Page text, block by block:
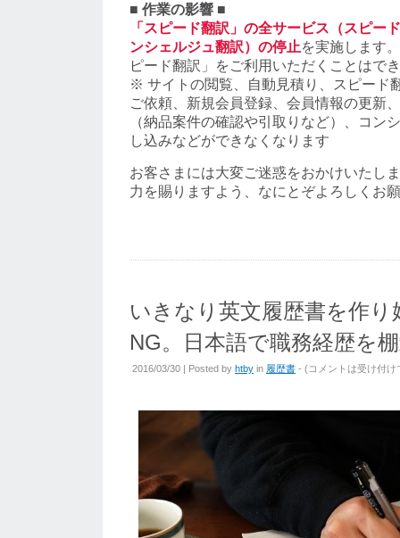
■ 作業の影響 ■
「スピード翻訳」の全サービス（スピー
ンシェルジュ翻訳）の停止を実施します
ピード翻訳」をご利用いただくことはで
※ サイトの閲覧、自動見積り、スピード
ご依頼、新規会員登録、会員情報の更新
（納品案件の確認や引取りなど）、コン
し込みなどができなくなります
お客さまには大変ご迷惑をおかけいたし
力を賜りますよう、なにとぞよろしくお
いきなり英文履歴書を作
NG。日本語で職務経歴を
2016/03/30 | Posted by htby in 履歴書 - (コメントは受け付け